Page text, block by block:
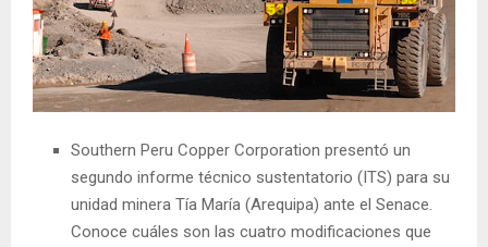
Southern Peru Copper Corporation presentó un
segundo informe técnico sustentatorio (ITS) para su
unidad minera Tía María (Arequipa) ante el Senace.
Conoce cuáles son las cuatro modificaciones que